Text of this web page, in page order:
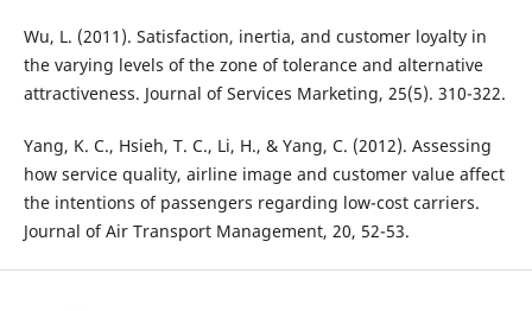
Wu, L. (2011). Satisfaction, inertia, and customer loyalty in
the varying levels of the zone of tolerance and alternative
attractiveness. Journal of Services Marketing, 25(5). 310-322.
Yang, K. C., Hsieh, T. C., Li, H., & Yang, C. (2012). Assessing
how service quality, airline image and customer value affect
the intentions of passengers regarding low-cost carriers.
Journal of Air Transport Management, 20, 52-53.